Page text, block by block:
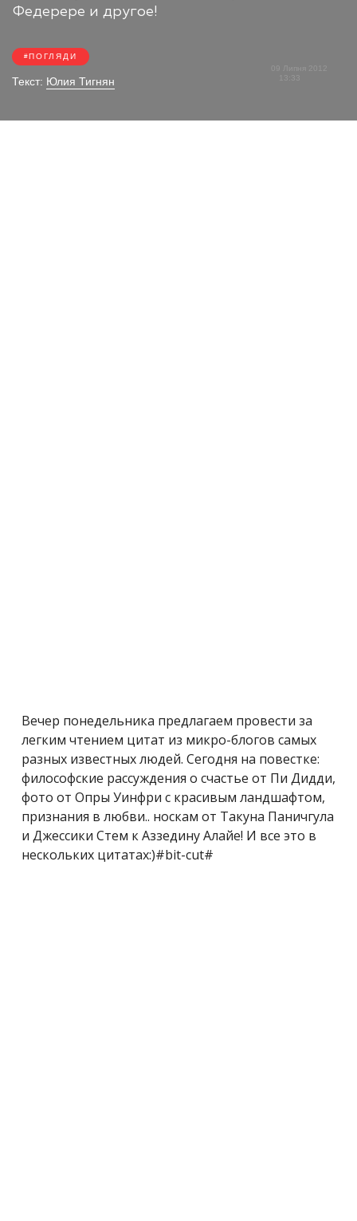
Федерере и другое!
ПОГЛЯДИ
Текст: Юлия Тигнян
09 Липня 2012
Вечер понедельника предлагаем провести за
легким чтением цитат из микро-блогов самых
разных известных людей. Сегодня на повестке:
философские рассуждения о счастье от Пи Дидди,
фото от Опры Уинфри с красивым ландшафтом,
признания в любви.. носкам от Такуна Паничгула
и Джессики Стем к Аззедину Алайе! И все это в
нескольких цитатах:)#bit-cut#